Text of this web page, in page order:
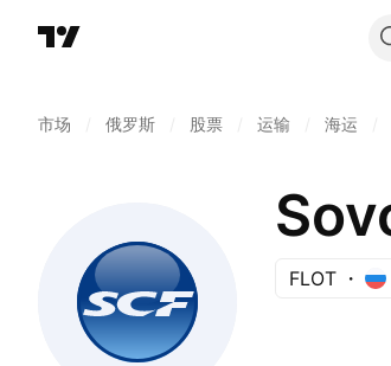
市场 俄罗斯 股票 运输 海运
FLOT